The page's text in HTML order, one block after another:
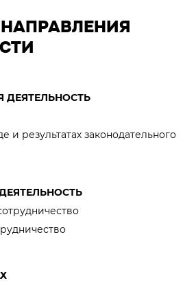
ДЕЯТЕЛЬНОСТЬ
и результатах законодательного